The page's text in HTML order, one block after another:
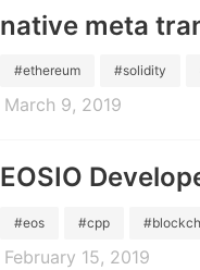
native meta
#ethereum #solidity
March 9, 2019
EOSIO
#eos #cpp
February 15, 2019